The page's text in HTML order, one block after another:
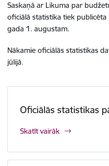
Saskaņā ar Likuma par
oficiālā statistika tiek
gada 1. augustam.
Nākamie oficiālās statistikas
jūlijā.
Oficiālās statistikas
Skatīt vairāk